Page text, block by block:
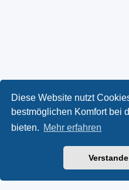
Diese Website nutzt
bestmöglichen Komfort bei
bieten. Mehr erfahren